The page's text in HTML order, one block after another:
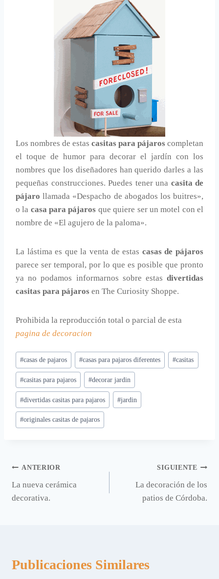
Los nombres de estas casitas para pájaros completan
el toque de humor para decorar el jardín con los
nombres que los diseñadores han querido darles a las
pequeñas construcciones. Puedes tener una casita de
pájaro llamada «Despacho de abogados los buitres»,
o la casa para pájaros que quiere ser un motel con el
nombre de «El agujero de la paloma».
La lástima es que la venta de estas casas de pájaros
parece ser temporal, por lo que es posible que pronto
ya no podamos informarnos sobre estas divertidas
casitas para pájaros en The Curiosity Shoppe.
Prohibida la reproducción total o parcial de esta
pagina de decoracion
Etiquetas
de
la
entrada:
#casas de pajaros #casas para pajaros diferentes #casitas
#casitas para pajaros #decorar jardin
#divertidas casitas para pajaros #jardin
#originales casitas de pajaros
Navegación
de
ANTERIOR
La nueva cerámica
decorativa.
SIGUIENTE
La decoración de los
patios de Córdoba.
Publicaciones Similares